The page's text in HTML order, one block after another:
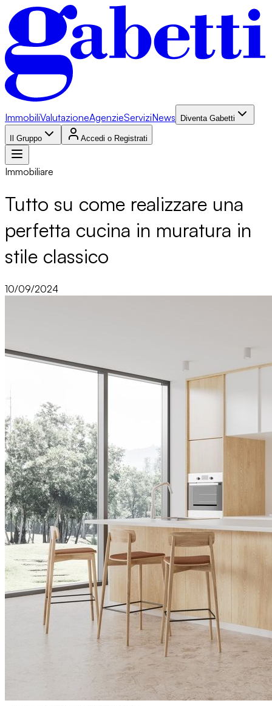
ImmobiliValutazioneAgenzieServiziNews Diventa Gabetti
Il Gruppo Accedi o Registrati
Immobiliare
Tutto su come realizzare una
perfetta cucina in muratura in
stile classico
10/09/2024